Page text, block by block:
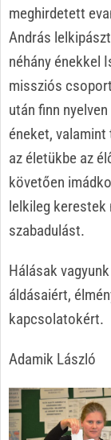
meghirdetett
András
néhány énekkel
missziós
után finn
éneket,
az életükbe az
követően
lelkileg kerestek
szabadulást.
Hálásak
áldásaiért,
kapcsolatokért.
Adamik László